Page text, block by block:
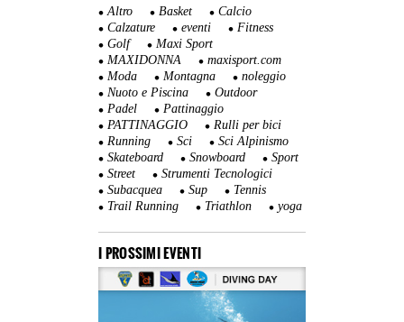
Altro Basket
Calcio
Calzature
eventi
Fitness
Golf
Maxi Sport
MAXIDONNA
maxisport.com
Moda
Montagna
noleggio
Nuoto e Piscina
Outdoor
Padel
Pattinaggio
PATTINAGGIO
Rulli per bici
Running
Sci
Sci Alpinismo
Skateboard
Snowboard
Sport
Street
Strumenti Tecnologici
Subacquea
Sup
Tennis
Trail Running
Triathlon yoga
I PROSSIMI EVENTI